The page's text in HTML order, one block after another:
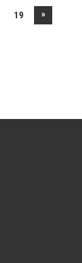
19 »